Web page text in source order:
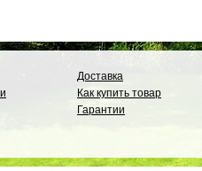
Доставка
Как купить товар
Гарантии